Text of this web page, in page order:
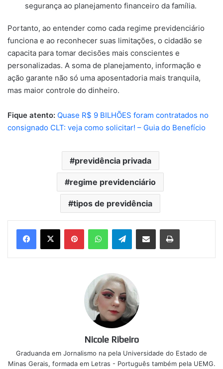
segurança ao planejamento financeiro da família.
Portanto, ao entender como cada regime previdenciário
funciona e ao reconhecer suas limitações, o cidadão se
capacita para tomar decisões mais conscientes e
personalizadas. A soma de planejamento, informação e
ação garante não só uma aposentadoria mais tranquila,
mas maior controle do dinheiro.
Fique atento: Quase R$ 9 BILHÕES foram contratados no
consignado CLT: veja como solicitar! – Guia do Benefício
previdência privada
regime previdenciário
tipos de previdência
PinterestWhatsAppTelegramCompartilhar via e-mail Imprimir
Nicole Ribeiro
Graduanda em Jornalismo na pela Universidade do Estado de
Minas Gerais, formada em Letras - Português também pela UEMG.